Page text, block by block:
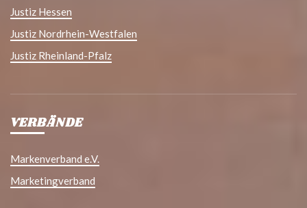
Justiz Hessen
Justiz Nordrhein-Westfalen
Justiz Rheinland-Pfalz
VERBÄNDE
Markenverband e.V.
Marketingverband